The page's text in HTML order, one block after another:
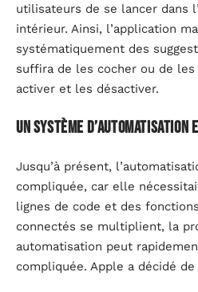
utilisateurs de se lancer dans
intérieur. Ainsi, l’application
systématiquement des
suffira de les cocher ou de
activer et les désactiver.
Un système
Jusqu’à présent,
compliquée, car elle
lignes de code et des
connectés se multiplient, la
automatisation peut
compliquée. Apple a décidé